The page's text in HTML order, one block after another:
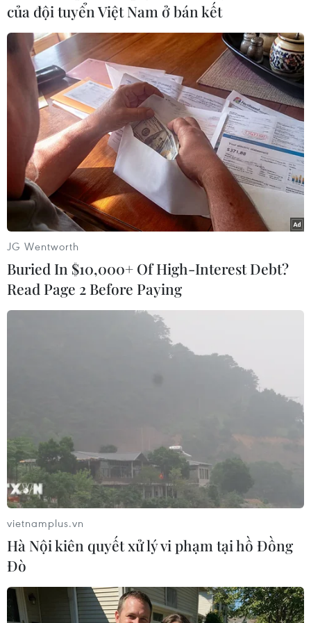
các đối tượng tình nghi.
(TTXVN/Vietnam+)
#Cơ quan Cảnh sát châu Âu
#Europol
TIN LIÊN QUAN
của đội tuyển Việt Nam ở bán kết
JG Wentworth
Buried In $10,000+ Of High-Interest Debt?
Read Page 2 Before Paying
vietnamplus.vn
Hà Nội kiên quyết xử lý vi phạm tại hồ Đồng
Đò